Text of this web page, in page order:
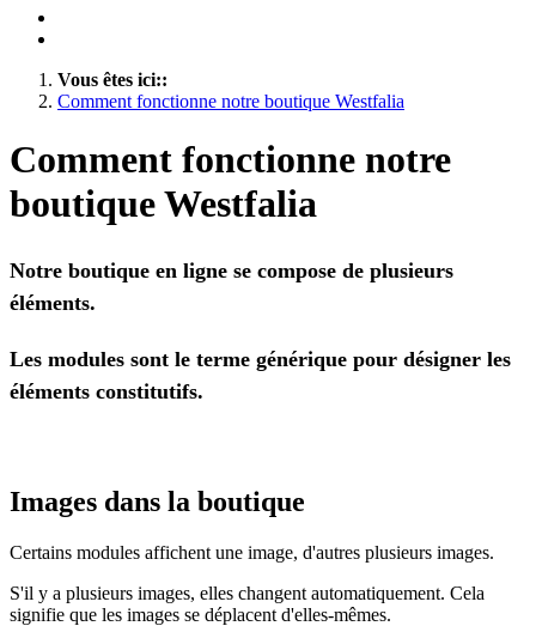
Vous êtes ici::
Comment fonctionne notre boutique Westfalia
Comment fonctionne notre
boutique Westfalia
Notre boutique en ligne se compose de plusieurs
éléments.
Les modules sont le terme générique pour désigner les
éléments constitutifs.
Images dans la boutique
Certains modules affichent une image, d'autres plusieurs images.
S'il y a plusieurs images, elles changent automatiquement. Cela
signifie que les images se déplacent d'elles-mêmes.